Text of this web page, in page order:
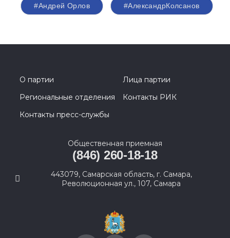
#Андрей Орлов #АлександрКолсанов
О партии
Лица партии
Региональные отделения
Контакты РИК
Контакты пресс-службы
Общественная приемная
(846) 260-18-18
443079, Самарская область, г. Самара,
Революционная ул., 107, Самара